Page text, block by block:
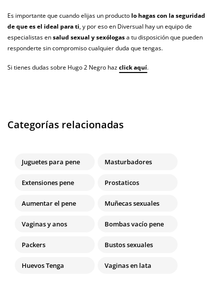
Es importante que cuando elijas un producto lo hagas con la seguridad
de que es el ideal para ti, y por eso en Diversual hay un equipo de
especialistas ensalud sexual y sexólogasa tu disposición que pueden
responderte sin compromiso cualquier duda que tengas.
Si tienes dudas sobre Hugo 2 Negro hazclick aquí.
Categorías relacionadas
Juguetes para pene Masturbadores
Extensiones pene Prostaticos
Aumentar el pene Muñecas sexuales
Vaginas y anos Bombas vacío pene
Packers Bustos sexuales
Huevos Tenga Vaginas en lata